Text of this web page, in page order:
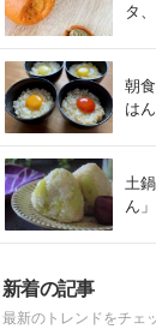
タ
朝
は
土
ん
新着の記事
最新のトレンドをチェ